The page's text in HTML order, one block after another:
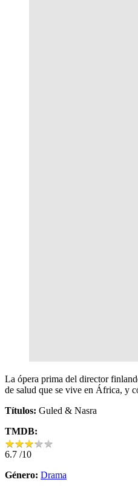
La ópera prima del director
de salud que se vive en África, y
Títulos: Guled & Nasra
TMDB:
★★★★★
★★★★★
6.7 /10
Género: Drama